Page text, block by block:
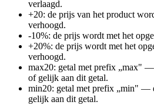
verlaagd.
+20: de prijs van het product
verhoogd.
-10%: de prijs wordt met het
+20%: de prijs wordt met het
verhoogd.
max20: getal met prefix „max"
of gelijk aan dit getal.
min20: getal met prefix „min" —
gelijk aan dit getal.